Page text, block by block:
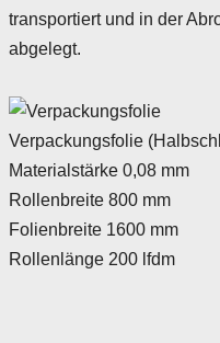
transportiert und in der
abgelegt.
Verpackungsfolie
Materialstärke 0,08 mm
Rollenbreite 800 mm
Folienbreite 1600 mm
Rollenlänge 200 lfdm